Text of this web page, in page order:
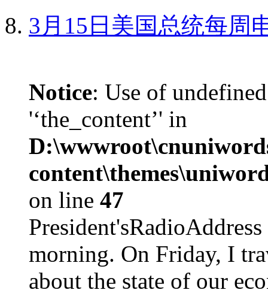
3月15日美国总统每周
Notice: Use of
'‘the_content’' in
on line 47
morning. On Friday, I
about the state of our